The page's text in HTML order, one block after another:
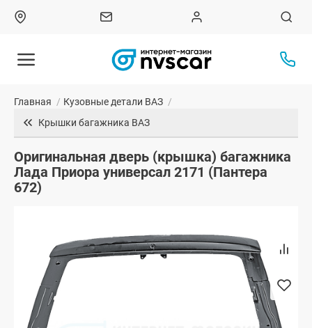
Главная / Кузовные детали ВАЗ /
Крышки багажника ВАЗ
Оригинальная дверь (крышка) багажника
Лада Приора универсал 2171 (Пантера
672)